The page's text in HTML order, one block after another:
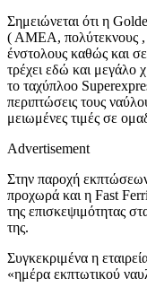
Σημειώνεται ότι η
( ΑΜΕΑ, πολύτεκνους ,
ένστολους καθώς και
τρέχει εδώ και μεγάλο
το ταχύπλοο
περιπτώσεις τους
μειωμένες τιμές σε
Advertisement
Στην παροχή εκπτώσεων
προχωρά και η Fast
της επισκεψιμότητας
της.
Συγκεκριμένα η
«ημέρα εκπτωτικού